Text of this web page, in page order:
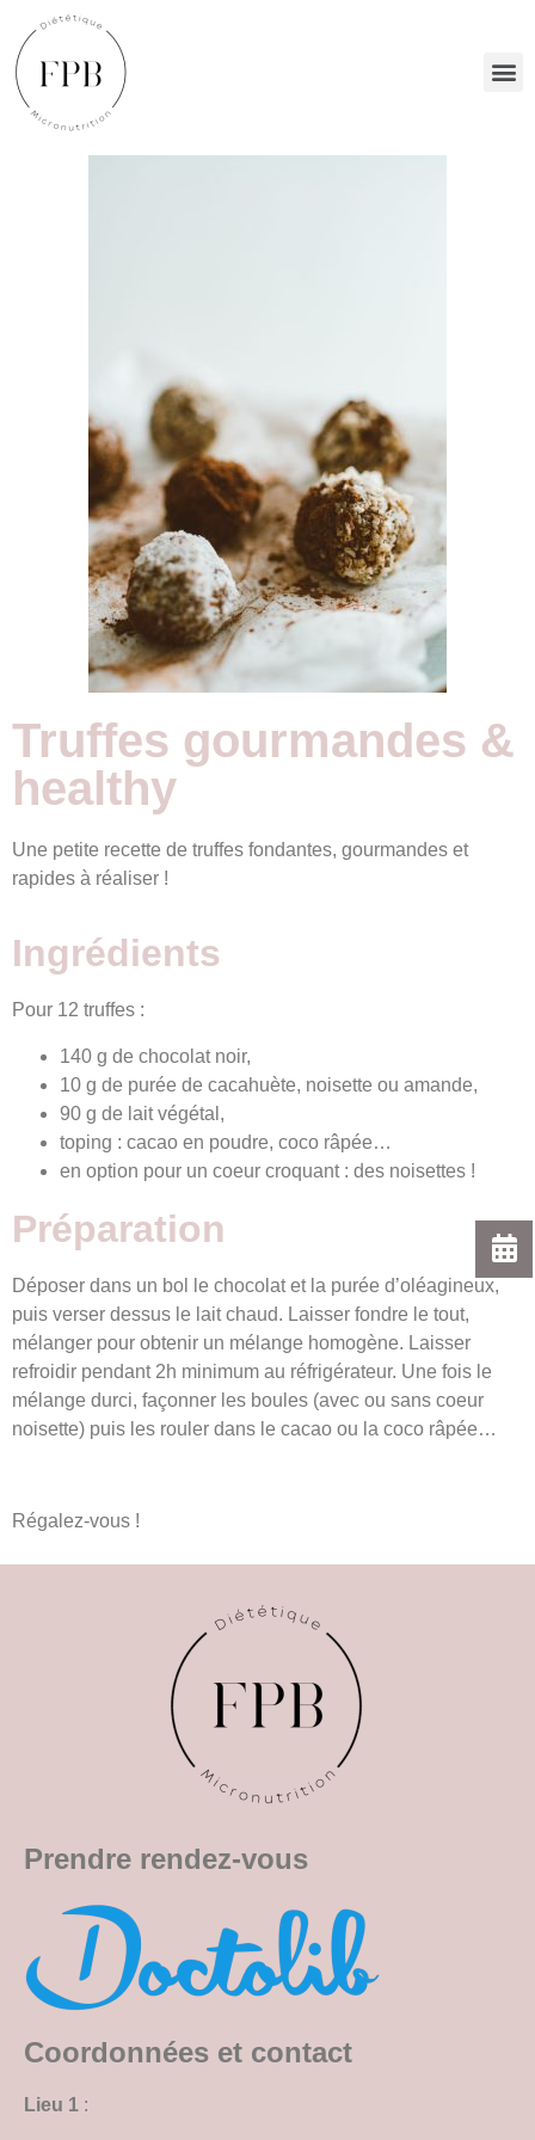
Truffes gourmandes &
healthy
Une petite recette de truffes fondantes, gourmandes et
rapides à réaliser !
Ingrédients
Pour 12 truffes :
140 g de chocolat noir,
10 g de purée de cacahuète, noisette ou amande,
90 g de lait végétal,
toping : cacao en poudre, coco râpée…
en option pour un coeur croquant : des noisettes !
Préparation
Déposer dans un bol le chocolat et la purée d’oléagineux,
puis verser dessus le lait chaud. Laisser fondre le tout,
mélanger pour obtenir un mélange homogène. Laisser
refroidir pendant 2h minimum au réfrigérateur. Une fois le
mélange durci, façonner les boules (avec ou sans coeur
noisette) puis les rouler dans le cacao ou la coco râpée…
Régalez-vous !
Prendre rendez-vous
Coordonnées et contact
Lieu 1 :